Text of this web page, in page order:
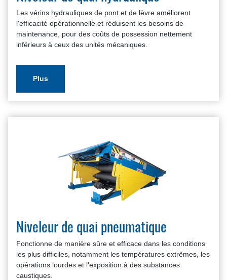
Les vérins hydrauliques de pont et de lèvre améliorent
l'efficacité opérationnelle et réduisent les besoins de
maintenance, pour des coûts de possession nettement
inférieurs à ceux des unités mécaniques.
Plus
Niveleur de quai pneumatique
Fonctionne de manière sûre et efficace dans les conditions
les plus difficiles, notamment les températures extrêmes, les
opérations lourdes et l'exposition à des substances
caustiques.